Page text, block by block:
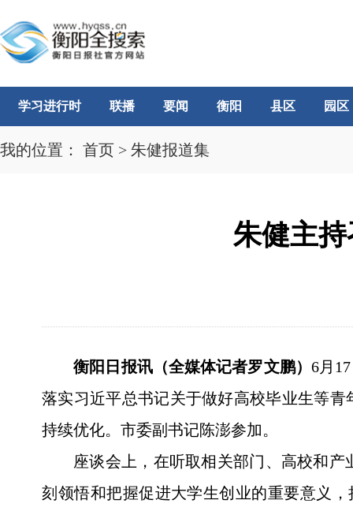
学习进行时 联播 要闻 衡阳 县区 园区
我的位置： 首页 > 朱健报道集
朱健主
衡阳日报讯（全媒体记者罗文鹏） 6月
落实习近平总书记关于做好高校毕业生等
持续优化。市委副书记陈澎参加。
座谈会上，在听取相关部门、高校和
刻领悟和把握促进大学生创业的重要意义